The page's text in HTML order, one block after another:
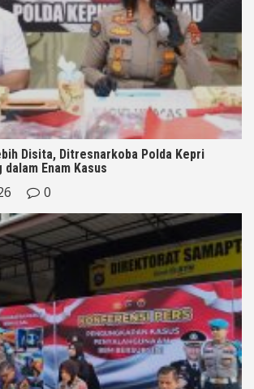
Disita, Ditresnarkoba Polda Kepri
Enam Kasus
0